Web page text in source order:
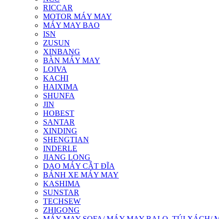
RICCAR
MOTOR MÁY MAY
MÁY MAY BAO
ISN
ZUSUN
XINBANG
BÀN MÁY MAY
LOIVA
KACHI
HAIXIMA
SHUNFA
JIN
HOBEST
SANTAR
XINDING
SHENGTIAN
INDERLE
JIANG LONG
DAO MÁY CẮT ĐĨA
BÁNH XE MÁY MAY
KASHIMA
SUNSTAR
TECHSEW
ZHIGONG